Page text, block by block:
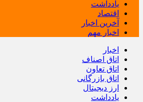
یادداشت
اقتصاد
آخرین اخبار
اخبار مهم
اخبار
اتاق اصناف
اتاق تعاون
اتاق بازرگانی
ارز دیجیتال
یادداشت